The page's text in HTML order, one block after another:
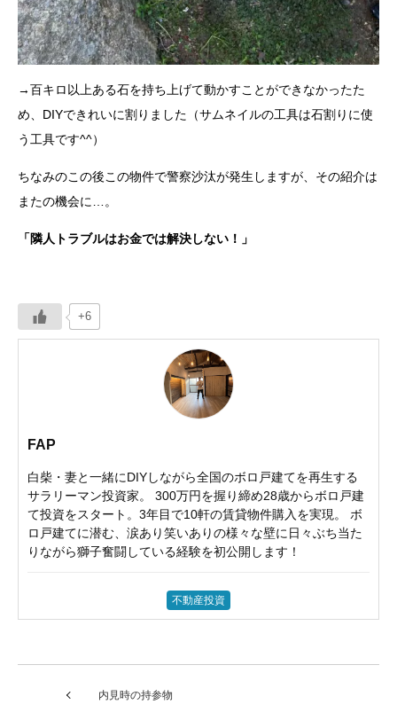
→百キロ以上ある石を持ち上げて動かすことができなかったた
め、DIYできれいに割りました（サムネイルの工具は石割りに使
う工具です^^）
ちなみのこの後この物件で警察沙汰が発生しますが、その紹介は
またの機会に…。
「隣人トラブルはお金では解決しない！」
+6
FAP
白柴・妻と一緒にDIYしながら全国のボロ戸建てを再生する
サラリーマン投資家。 300万円を握り締め28歳からボロ戸建
て投資をスタート。3年目で10軒の賃貸物件購入を実現。 ボ
ロ戸建てに潜む、涙あり笑いありの様々な壁に日々ぶち当た
りながら獅子奮闘している経験を初公開します！
不動産投資
内見時の持参物